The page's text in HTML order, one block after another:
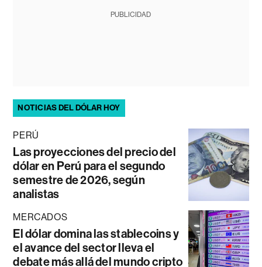
PUBLICIDAD
NOTICIAS DEL DÓLAR HOY
PERÚ
Las proyecciones del precio del
dólar en Perú para el segundo
semestre de 2026, según
analistas
MERCADOS
El dólar domina las stablecoins y
el avance del sector lleva el
debate más allá del mundo cripto